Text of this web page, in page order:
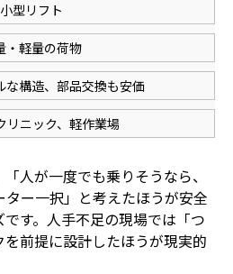
小型リフト
・軽量の荷物
な構造、部品交換も安価
リニック、軽作業場
人が一度でも乗りそうなら、
ー一択」と考えたほうが安全
す。人手不足の現場では「つ
前提に設計したほうが現実的